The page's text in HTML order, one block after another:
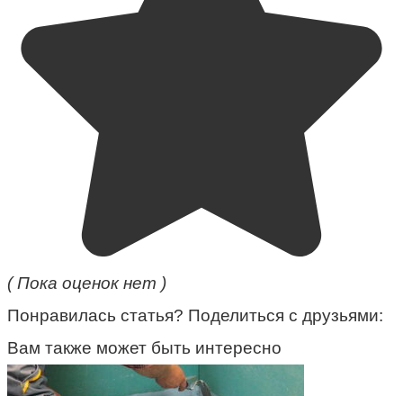
( Пока оценок нет )
Понравилась статья? Поделиться с друзьями:
Вам также может быть интересно